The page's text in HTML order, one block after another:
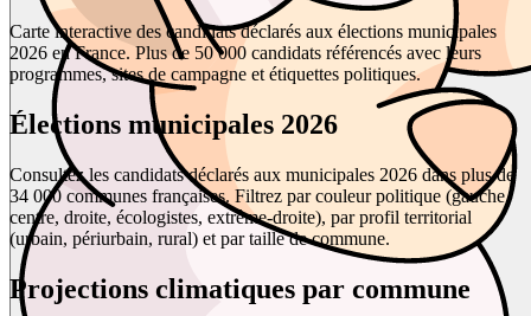
Carte interactive des candidats déclarés aux élections municipales
2026 en France. Plus de 50 000 candidats référencés avec leurs
programmes, sites de campagne et étiquettes politiques.
Élections municipales 2026
Consultez les candidats déclarés aux municipales 2026 dans plus de
34 000 communes françaises. Filtrez par couleur politique (gauche,
centre, droite, écologistes, extrême-droite), par profil territorial
(urbain, périurbain, rural) et par taille de commune.
Projections climatiques par commune